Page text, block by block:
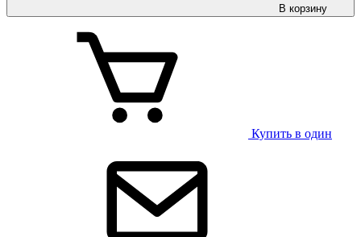
В корзину
Купить в один